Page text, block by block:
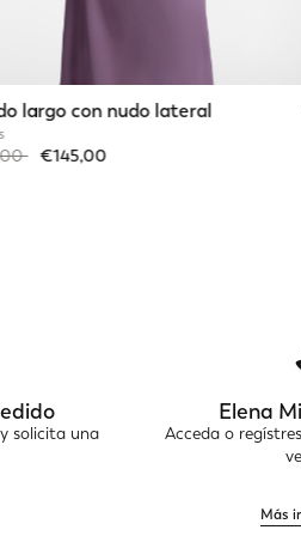
largo con nudo lateral
from
to€145,00
solicita una
Elena
Acceda o
Más